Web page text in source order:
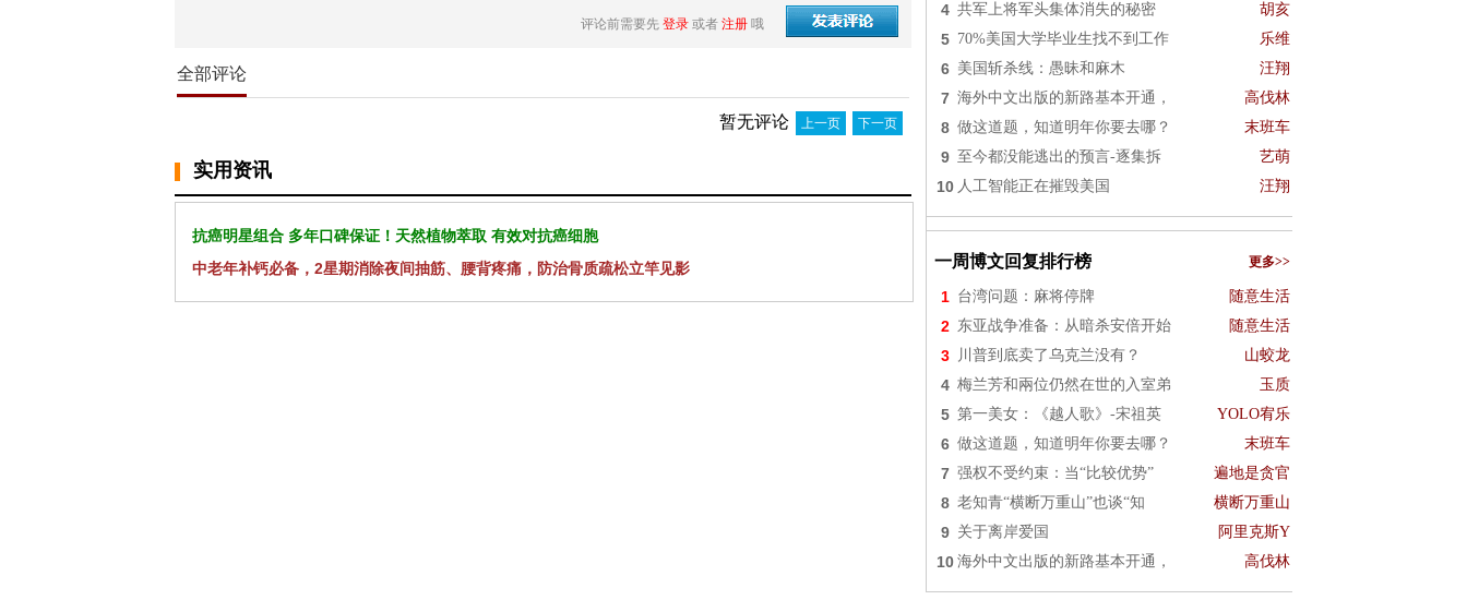
评论前需要先 登录 或者 注册 哦
全部评论
暂无评论 上一页 下一页
实用资讯
抗癌明星组合 多年口碑保证！天然植物萃取 有效对抗癌细胞
中老年补钙必备，2星期消除夜间抽筋、腰背疼痛，防治骨质疏松立竿见影
4 共军上将军头集体消失的秘密 胡亥
5 70%美国大学毕业生找不到工作 乐维
6 美国斩杀线：愚昧和麻木 汪翔
7 海外中文出版的新路基本开通， 高伐林
8 做这道题，知道明年你要去哪？ 末班车
9 至今都没能逃出的预言-逐集拆 艺萌
10 人工智能正在摧毁美国 汪翔
一周博文回复排行榜 更多>>
1 台湾问题：麻将停牌 随意生活
2 东亚战争准备：从暗杀安倍开始 随意生活
3 川普到底卖了乌克兰没有？ 山蛟龙
4 梅兰芳和兩位仍然在世的入室弟 玉质
5 第一美女：《越人歌》-宋祖英 YOLO宥乐
6 做这道题，知道明年你要去哪？ 末班车
7 强权不受约束：当“比较优势” 遍地是贪官
8 老知青“横断万重山”也谈“知 横断万重山
9 关于离岸爱国 阿里克斯Y
10 海外中文出版的新路基本开通， 高伐林